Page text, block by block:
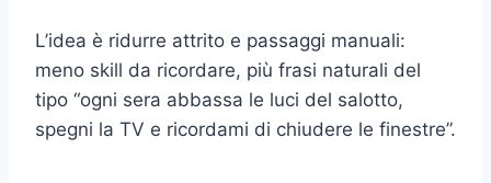
L’idea è ridurre attrito e passaggi manuali:
meno skill da ricordare, più frasi naturali del
tipo “ogni sera abbassa le luci del salotto,
spegni la TV e ricordami di chiudere le finestre”.